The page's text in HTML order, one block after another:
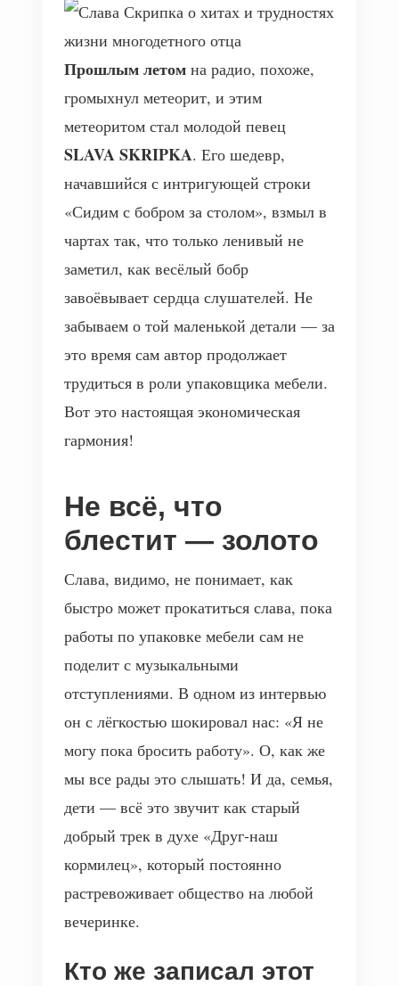
Прошлым летом на радио, похоже,
громыхнул метеорит, и этим
метеоритом стал молодой певец
SLAVA SKRIPKA. Его шедевр,
начавшийся с интригующей строки
«Сидим с бобром за столом», взмыл в
чартах так, что только ленивый не
заметил, как весёлый бобр
завоёвывает сердца слушателей. Не
забываем о той маленькой детали — за
это время сам автор продолжает
трудиться в роли упаковщика мебели.
Вот это настоящая экономическая
гармония!
Не всё, что
блестит — золото
Слава, видимо, не понимает, как
быстро может прокатиться слава, пока
работы по упаковке мебели сам не
поделит с музыкальными
отступлениями. В одном из интервью
он с лёгкостью шокировал нас: «Я не
могу пока бросить работу». О, как же
мы все рады это слышать! И да, семья,
дети — всё это звучит как старый
добрый трек в духе «Друг-наш
кормилец», который постоянно
растревоживает общество на любой
вечеринке.
Кто же записал этот